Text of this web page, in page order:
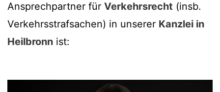
Ansprechpartner für Verkehrsrecht (insb.
Verkehrsstrafsachen) in unserer Kanzlei in
Heilbronn ist: